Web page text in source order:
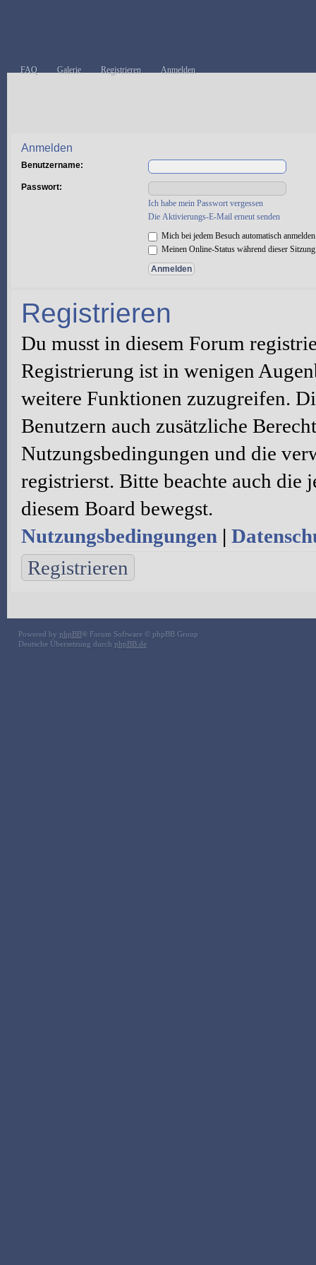
FAQ Galerie Registrieren Anmelden
Anmelden
Benutzername:
Passwort:
Ich habe mein Passwort vergessen
Die Aktivierungs-E-Mail erneut senden
Mich bei jedem Besuch automatisch anmelden
Meinen Online-Status während dieser
Registrieren
Du musst in diesem Forum
Registrierung ist in wenigen
weitere Funktionen zuzugreifen.
Benutzern auch zusätzliche
Nutzungsbedingungen und die
registrierst. Bitte beachte auch
diesem Board bewegst.
Nutzungsbedingungen |
Registrieren
Powered by phpBB® Forum Software © phpBB Group
Deutsche Übersetzung durch phpBB.de